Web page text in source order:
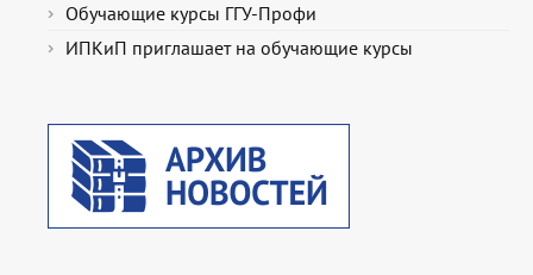
Обучающие курсы ГГУ-Профи
ИПКиП приглашает на обучающие курсы